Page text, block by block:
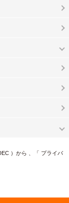
）から 、「 プライバ